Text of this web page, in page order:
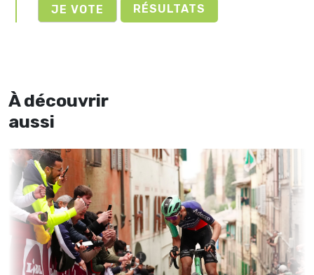
RÉSULTATS
À découvrir
aussi